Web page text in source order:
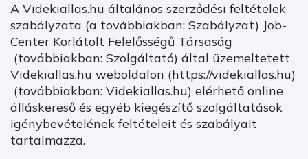
A Videkiallas.hu általános szerződési feltételek
szabályzata (a továbbiakban: Szabályzat) Job-
Center Korlátolt Felelősségű Társaság
(továbbiakban: Szolgáltató) által üzemeltetett
Videkiallas.hu weboldalon (https://videkiallas.hu)
(továbbiakban: Videkiallas.hu) elérhető online
álláskereső és egyéb kiegészítő szolgáltatások
igénybevételének feltételeit és szabályait
tartalmazza.